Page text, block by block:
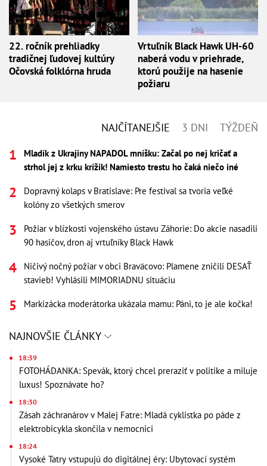
22. ročník prehliadky
tradičnej ľudovej kultúry
Očovská folklórna hruda
Vrtuľník Black Hawk UH-60
naberá vodu v priehrade,
ktorú použije na hasenie
požiaru
NAJČÍTANEJŠIE 3 DNI TÝŽDEŇ
Mladík z Ukrajiny NAPADOL mníšku: Začal po nej kričať a
strhol jej z krku krížik! Namiesto trestu ho čaká niečo iné
Dopravný kolaps v Bratislave: Pre festival sa tvoria veľké
kolóny zo všetkých smerov
Požiar v blízkosti vojenského ústavu Záhorie: Do akcie nasadili
90 hasičov, dron aj vrtuľníky Black Hawk
Ničivý nočný požiar v obci Braväcovo: Plamene zničili DESAŤ
stavieb! Vyhlásili MIMORIADNU situáciu
Markizácka moderátorka ukázala mamu: Páni, to je ale kočka!
NAJNOVŠIE ČLÁNKY
18:39
FOTOHÁDANKA: Spevák, ktorý chcel preraziť v politike a miluje
luxus! Spoznávate ho?
18:30
Zásah záchranárov v Malej Fatre: Mladá cyklistka po páde z
elektrobicykla skončila v nemocnici
18:24
Vysoké Tatry vstupujú do digitálnej éry: Ubytovací systém